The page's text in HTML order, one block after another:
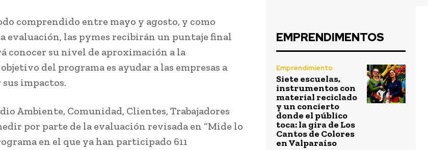
comprendido entre mayo y agosto, y como
evaluación, las pymes recibirán un puntaje final
conocer su nivel de aproximación a la
del programa es ayudar a las empresas a
impactos.
Ambiente, Comunidad, Clientes, Trabajadores
por parte de la evaluación revisada en “Mide lo
en el que ya han participado 611
EMPRENDIMENTOS
Emprendimiento
Siete escuelas,
instrumentos con
material reciclado
y un concierto
donde el público
toca: la gira de Los
Cantos de Colores
en Valparaíso